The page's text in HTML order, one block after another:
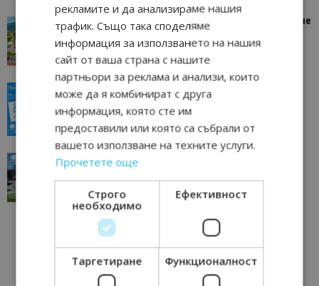
“Пощенска картичка от…”: Петрич – Изживяване
отвъд очакваното
Петрич
“Пощенска картичка от…”: Пловдив, градът на
всички времена
Пловдив
традициите, културата и вдъхновяващите...
Перник 17/06/2026 09:01
рекламите и да анализираме нашия
трафик. Също така споделяме
информация за използването на нашия
сайт от ваша страна с нашите
партньори за реклама и анализи, които
може да я комбинират с друга
информация, която сте им
предоставили или която са събрали от
вашето използване на техните услуги.
Прочетете още
Строго
необходимо
Ефективност
Таргетиране Функционалност